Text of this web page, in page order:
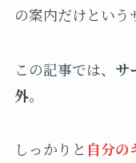
の案内だけという
この記事では、 サ
外。
しっかりと 自分の